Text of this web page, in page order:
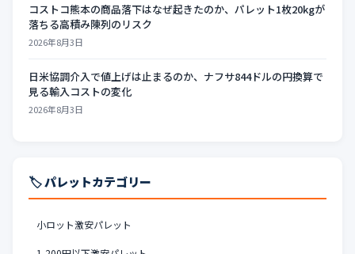
コストコ熊本の商品落下はなぜ起きたのか、パレット1枚20kgが
落ちる高積み陳列のリスク
2026年8月3日
日米協調介入で値上げは止まるのか、ナフサ844ドルの円換算で
見る輸入コストの変化
2026年8月3日
🏷️ パレットカテゴリー
小ロット激安パレット